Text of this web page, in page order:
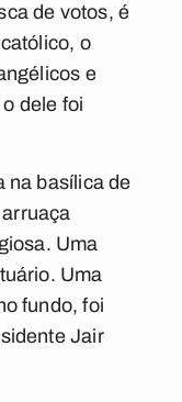
de votos, é
o
e
dele foi
na basílica de
Uma
Uma
fundo, foi
Jair